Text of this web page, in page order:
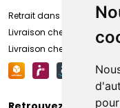
Retrait dans la pharmacie
Livraison chez vous
Livraison chez votre